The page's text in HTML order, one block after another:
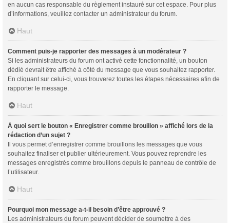
en aucun cas responsable du règlement instauré sur cet espace. Pour plus
d’informations, veuillez contacter un administrateur du forum.
Haut
Comment puis-je rapporter des messages à un modérateur ?
Si les administrateurs du forum ont activé cette fonctionnalité, un bouton
dédié devrait être affiché à côté du message que vous souhaitez rapporter.
En cliquant sur celui-ci, vous trouverez toutes les étapes nécessaires afin de
rapporter le message.
Haut
À quoi sert le bouton « Enregistrer comme brouillon » affiché lors de la
rédaction d’un sujet ?
Il vous permet d’enregistrer comme brouillons les messages que vous
souhaitez finaliser et publier ultérieurement. Vous pouvez reprendre les
messages enregistrés comme brouillons depuis le panneau de contrôle de
l’utilisateur.
Haut
Pourquoi mon message a-t-il besoin d’être approuvé ?
Les administrateurs du forum peuvent décider de soumettre à des